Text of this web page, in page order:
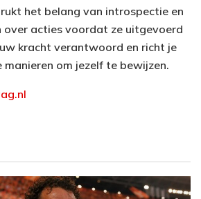
het belang van introspectie en
over acties voordat ze uitgevoerd
kracht verantwoord en richt je
om jezelf te bewijzen.